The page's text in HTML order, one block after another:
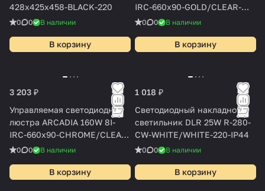
428x425x458-BLACK-220
0 0 В наличии
В корзину
IRC-660x90-GOLD/CLEAR-
220-IP20
0 0 В наличии
В корзину
3 203 ₽
Управляемая светодиодная
люстра ARCADIA 160W 8I-
IRC-660x90-CHROME/CLEAR-
220-IP20
0 0 В наличии
В корзину
1 018 ₽
Cветодиодный накладной
светильник DLR 25W R-280-
CW-WHITE/WHITE-220-IP44
0 0 В наличии
В корзину